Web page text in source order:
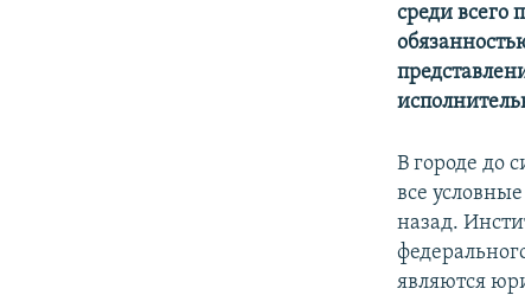
среди всего
В городе до
все
назад.
являются